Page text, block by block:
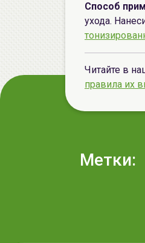
Способ
ухода.
Читайте в
правила их
Метки: